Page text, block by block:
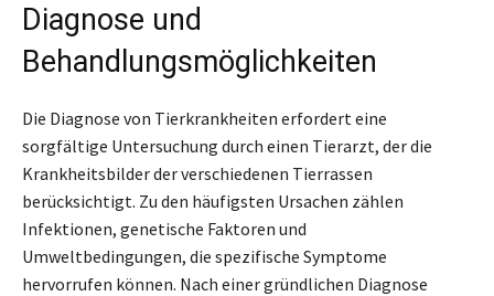
Diagnose und
Behandlungsmöglichkeiten
Die Diagnose von Tierkrankheiten erfordert eine
sorgfältige Untersuchung durch einen Tierarzt, der die
Krankheitsbilder der verschiedenen Tierrassen
berücksichtigt. Zu den häufigsten Ursachen zählen
Infektionen, genetische Faktoren und
Umweltbedingungen, die spezifische Symptome
hervorrufen können. Nach einer gründlichen Diagnose